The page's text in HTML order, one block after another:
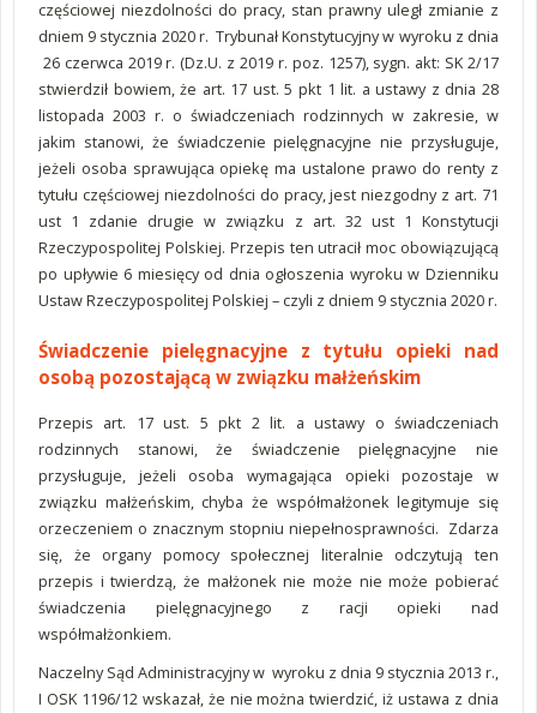
częściowej niezdolności do pracy, stan prawny uległ zmianie z
dniem 9 stycznia 2020 r. Trybunał Konstytucyjny w wyroku z dnia
26 czerwca 2019 r. (Dz.U. z 2019 r. poz. 1257), sygn. akt: SK 2/17
stwierdził bowiem, że art. 17 ust. 5 pkt 1 lit. a ustawy z dnia 28
listopada 2003 r. o świadczeniach rodzinnych w zakresie, w
jakim stanowi, że świadczenie pielęgnacyjne nie przysługuje,
jeżeli osoba sprawująca opiekę ma ustalone prawo do renty z
tytułu częściowej niezdolności do pracy, jest niezgodny z art. 71
ust 1 zdanie drugie w związku z art. 32 ust 1 Konstytucji
Rzeczypospolitej Polskiej. Przepis ten utracił moc obowiązującą
po upływie 6 miesięcy od dnia ogłoszenia wyroku w Dzienniku
Ustaw Rzeczypospolitej Polskiej – czyli z dniem 9 stycznia 2020 r.
Świadczenie pielęgnacyjne z tytułu opieki nad
osobą pozostającą w związku małżeńskim
Przepis art. 17 ust. 5 pkt 2 lit. a ustawy o świadczeniach
rodzinnych stanowi, że świadczenie pielęgnacyjne nie
przysługuje, jeżeli osoba wymagająca opieki pozostaje w
związku małżeńskim, chyba że współmałżonek legitymuje się
orzeczeniem o znacznym stopniu niepełnosprawności. Zdarza
się, że organy pomocy społecznej literalnie odczytują ten
przepis i twierdzą, że małżonek nie może nie może pobierać
świadczenia pielęgnacyjnego z racji opieki nad
współmałżonkiem.
Naczelny Sąd Administracyjny w wyroku z dnia 9 stycznia 2013 r.,
I OSK 1196/12 wskazał, że nie można twierdzić, iż ustawa z dnia